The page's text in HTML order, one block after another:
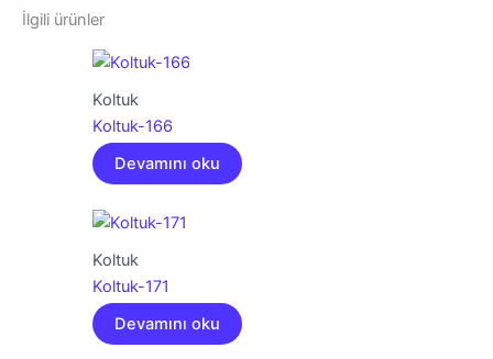
İlgili ürünler
Koltuk
Koltuk-166
Devamını oku
Koltuk
Koltuk-171
Devamını oku